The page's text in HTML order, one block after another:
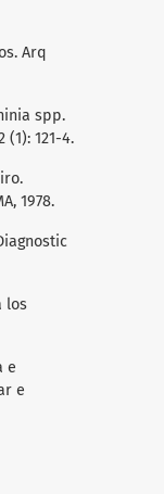
Arq
spp.
121-4.
1978.
los
e
e